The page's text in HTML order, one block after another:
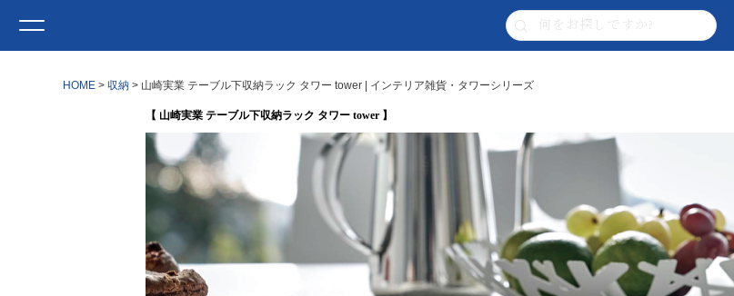
HOME 収納 山崎実業 テーブル下収納ラック タワー tower | インテリア雑貨・タワーシリーズ
【 山崎実業 テーブル下収納ラック タワー tower 】